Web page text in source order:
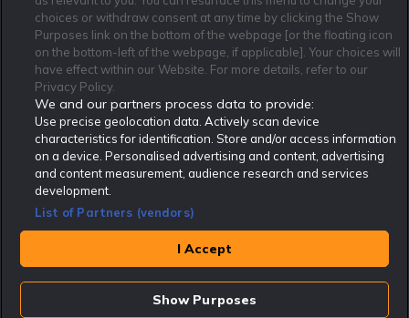
Rekatochklart.com är Sveriges ledande betting-community. 2017 nominerades
Rekatochklart som en av världens bästa spelinformations-sajter på spelbranschens egen
Oscarsgala EGR Awards.
Rekatochklart är oberoende och ej knutet till något specifikt spelbolag. Här hittar du
speltips, unika insättningsbonusar och erbjudanden från de största och mest seriösa
spelbolagen. En spelbok, spelskola, information om skador och avstängningar samt vårt
populära klotterplank.
Har du några frågor är du välkommen att
kontakta oss
Spela ansvarsfullt. Åldersgränsen för spel är 18+ Har ditt spelande blivit ett
Affiliate Modell
Om Rekatochklart
Kontakta oss
Redaktionen
Ansvarsfullt Spelande
F.A.Q
Nyhetsarkiv
Redaktionell policy
Cookie Policy
Användarvilkor
Integritetspolicy
Rekatochklart shop
choices or withdraw consent at any time by clicking the Show
Purposes link on the bottom of the webpage [or the floating icon
on the bottom-left of the webpage, if applicable]. Your choices will
have effect within our Website. For more details, refer to our
Privacy Policy.
We and our partners process data to provide:
Use precise geolocation data. Actively scan device
characteristics for identification. Store and/or access information
on a device. Personalised advertising and content, advertising
and content measurement, audience research and services
development.
List of Partners (vendors)
I Accept
Show Purposes